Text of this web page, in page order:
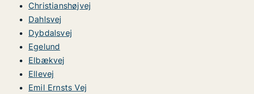
Christianshøjvej
Dahlsvej
Dybdalsvej
Egelund
Elbækvej
Ellevej
Emil Ernsts Vej